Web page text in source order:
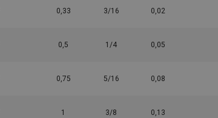
0,33 3/16 0,02
0,5 1/4 0,05
0,75 5/16 0,08
1 3/8 0,13